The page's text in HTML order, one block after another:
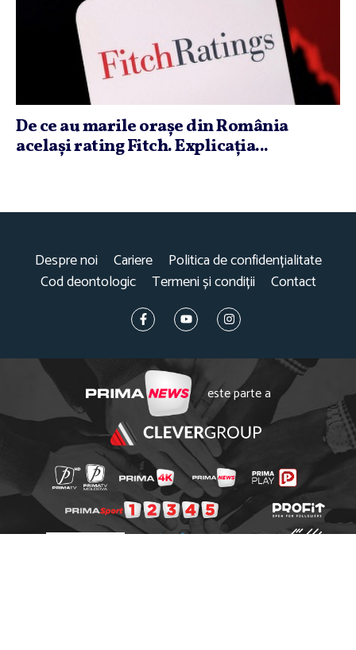
De ce au marile oraşe din România
acelaşi rating Fitch. Explicaţia...
Despre noi Cariere
Politica de confidențialitate
Cod deontologic
Termeni și condiții Contact
este parte a